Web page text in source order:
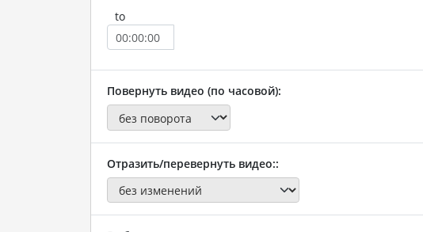
to
Повернуть видео (по часовой):
Отразить/перевернуть видео::